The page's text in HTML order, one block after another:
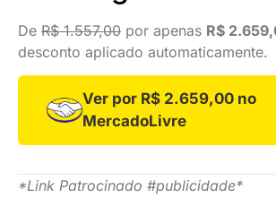
De R$ 1.557,00 por apenas R$
desconto aplicado automaticamente.
Ver por R$ 2.659,00 no
MercadoLivre
*Link Patrocinado #publicidade*